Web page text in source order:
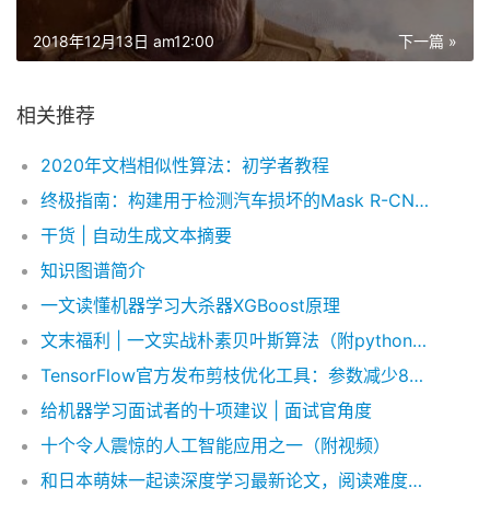
下一篇 »
2018年12月13日 am12:00
相关推荐
2020年文档相似性算法：初学者教程
终极指南：构建用于检测汽车损坏的Mask R-CNN模型（附Python演练）
干货 | 自动生成文本摘要
知识图谱简介
一文读懂机器学习大杀器XGBoost原理
文末福利 | 一文实战朴素贝叶斯算法（附python演练）
TensorFlow官方发布剪枝优化工具：参数减少80%，精度几乎不变
给机器学习面试者的十项建议 | 面试官角度
十个令人震惊的人工智能应用之一（附视频）
和日本萌妹一起读深度学习最新论文，阅读难度会降低吗？